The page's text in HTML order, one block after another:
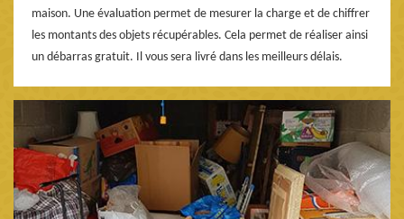
maison. Une évaluation permet de mesurer la charge et de chiffrer
les montants des objets récupérables. Cela permet de réaliser ainsi
un débarras gratuit. Il vous sera livré dans les meilleurs délais.